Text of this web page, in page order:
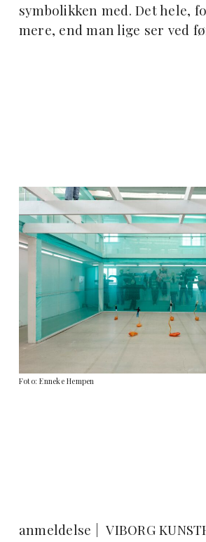
symbolikken med. Det hele,
mere, end man lige ser ved
Foto: Enneke Hempen
anmeldelse | VIBORG